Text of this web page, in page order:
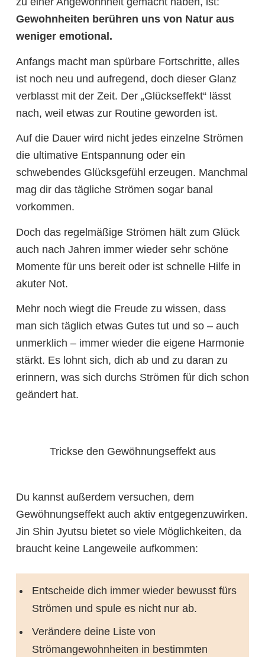
Gewohnheiten berühren uns von Natur aus
weniger emotional.
Anfangs macht man spürbare Fortschritte, alles
ist noch neu und aufregend, doch dieser Glanz
verblasst mit der Zeit. Der „Glückseffekt“ lässt
nach, weil etwas zur Routine geworden ist.
Auf die Dauer wird nicht jedes einzelne Strömen
die ultimative Entspannung oder ein
schwebendes Glücksgefühl erzeugen. Manchmal
mag dir das tägliche Strömen sogar banal
vorkommen.
Doch das regelmäßige Strömen hält zum Glück
auch nach Jahren immer wieder sehr schöne
Momente für uns bereit oder ist schnelle Hilfe in
akuter Not.
Mehr noch wiegt die Freude zu wissen, dass
man sich täglich etwas Gutes tut und so – auch
unmerklich – immer wieder die eigene Harmonie
stärkt. Es lohnt sich, dich ab und zu daran zu
erinnern, was sich durchs Strömen für dich schon
geändert hat.
Trickse den Gewöhnungseffekt aus
Du kannst außerdem versuchen, dem
Gewöhnungseffekt auch aktiv entgegenzuwirken.
Jin Shin Jyutsu bietet so viele Möglichkeiten, da
braucht keine Langeweile aufkommen:
Entscheide dich immer wieder bewusst fürs
Strömen und spule es nicht nur ab.
Verändere deine Liste von
Strömangewohnheiten in bestimmten